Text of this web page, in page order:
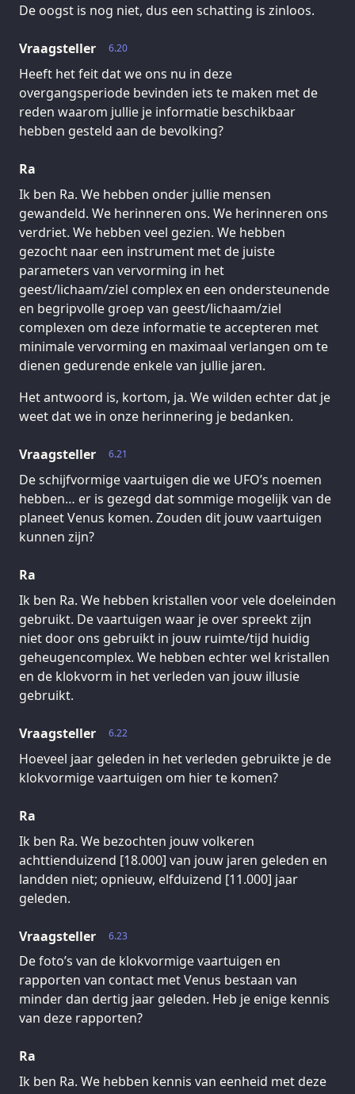
De oogst is nog niet, dus een schatting is zinloos.
6.20
Vraagsteller
Heeft het feit dat we ons nu in deze
overgangsperiode bevinden iets te maken met de
reden waarom jullie je informatie beschikbaar
hebben gesteld aan de bevolking?
Ra
Ik ben Ra. We hebben onder jullie mensen
gewandeld. We herinneren ons. We herinneren ons
verdriet. We hebben veel gezien. We hebben
gezocht naar een instrument met de juiste
parameters van vervorming in het
geest/lichaam/ziel complex en een ondersteunende
en begripvolle groep van geest/lichaam/ziel
complexen om deze informatie te accepteren met
minimale vervorming en maximaal verlangen om te
dienen gedurende enkele van jullie jaren.
Het antwoord is, kortom, ja. We wilden echter dat je
weet dat we in onze herinnering je bedanken.
6.21
Vraagsteller
De schijfvormige vaartuigen die we UFO’s noemen
hebben… er is gezegd dat sommige mogelijk van de
planeet Venus komen. Zouden dit jouw vaartuigen
kunnen zijn?
Ra
Ik ben Ra. We hebben kristallen voor vele doeleinden
gebruikt. De vaartuigen waar je over spreekt zijn
niet door ons gebruikt in jouw ruimte/tijd huidig
geheugencomplex. We hebben echter wel kristallen
en de klokvorm in het verleden van jouw illusie
gebruikt.
6.22
Vraagsteller
Hoeveel jaar geleden in het verleden gebruikte je de
klokvormige vaartuigen om hier te komen?
Ra
Ik ben Ra. We bezochten jouw volkeren
achttienduizend [18.000] van jouw jaren geleden en
landden niet; opnieuw, elfduizend [11.000] jaar
geleden.
6.23
Vraagsteller
De foto’s van de klokvormige vaartuigen en
rapporten van contact met Venus bestaan van
minder dan dertig jaar geleden. Heb je enige kennis
van deze rapporten?
Ra
Ik ben Ra. We hebben kennis van eenheid met deze